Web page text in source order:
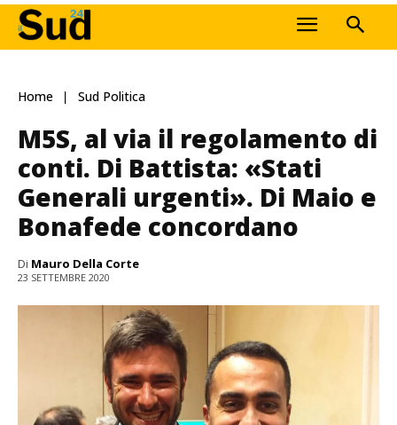
Home Sud Politica
M5S, al via il regolamento di
conti. Di Battista: «Stati
Generali urgenti». Di Maio e
Bonafede concordano
Di Mauro Della Corte
23 SETTEMBRE 2020